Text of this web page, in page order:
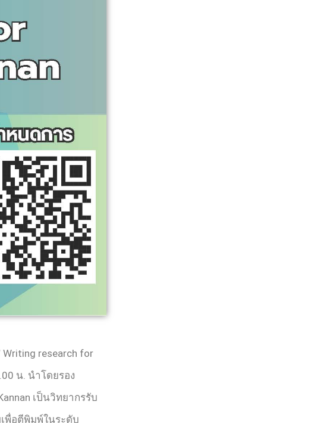
Writing research for
น. นำโดยรอง
เป็นวิทยากรรับ
พื่อตีพิมพ์ในระดับ